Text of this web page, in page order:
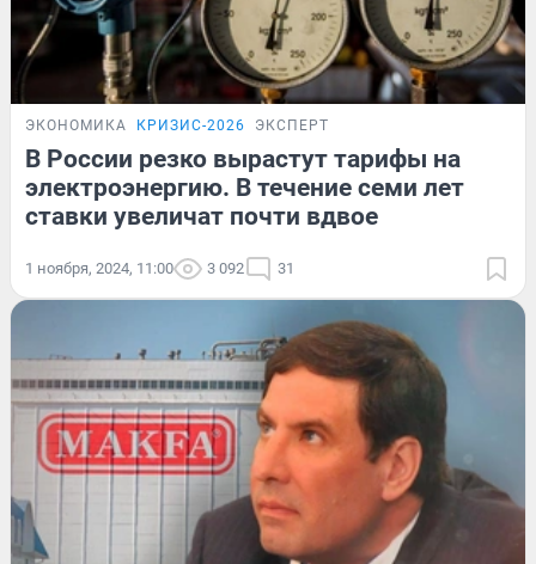
ЭКОНОМИКА КРИЗИС-2026 ЭКСПЕРТ
В России резко вырастут тарифы на
электроэнергию. В течение семи лет
ставки увеличат почти вдвое
1 ноября, 2024, 11:00 3 092 31